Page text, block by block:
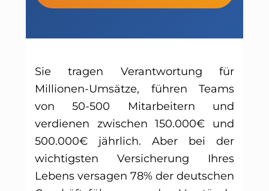
Sie tragen Verantwortung für
Millionen-Umsätze, führen Teams
von 50-500 Mitarbeitern und
verdienen zwischen 150.000€ und
500.000€ jährlich. Aber bei der
wichtigsten Versicherung Ihres
Lebens versagen 78% der deutschen